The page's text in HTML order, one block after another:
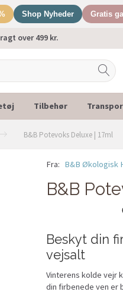
Shop Nyheder Gratis
over 499 kr.
Tilbehør
B&B Potevoks Deluxe | 17ml
Fra: B&B Økologisk
B&B
Beskyt din
vejsalt
Vinterens kolde vejr
din firbenede ven er